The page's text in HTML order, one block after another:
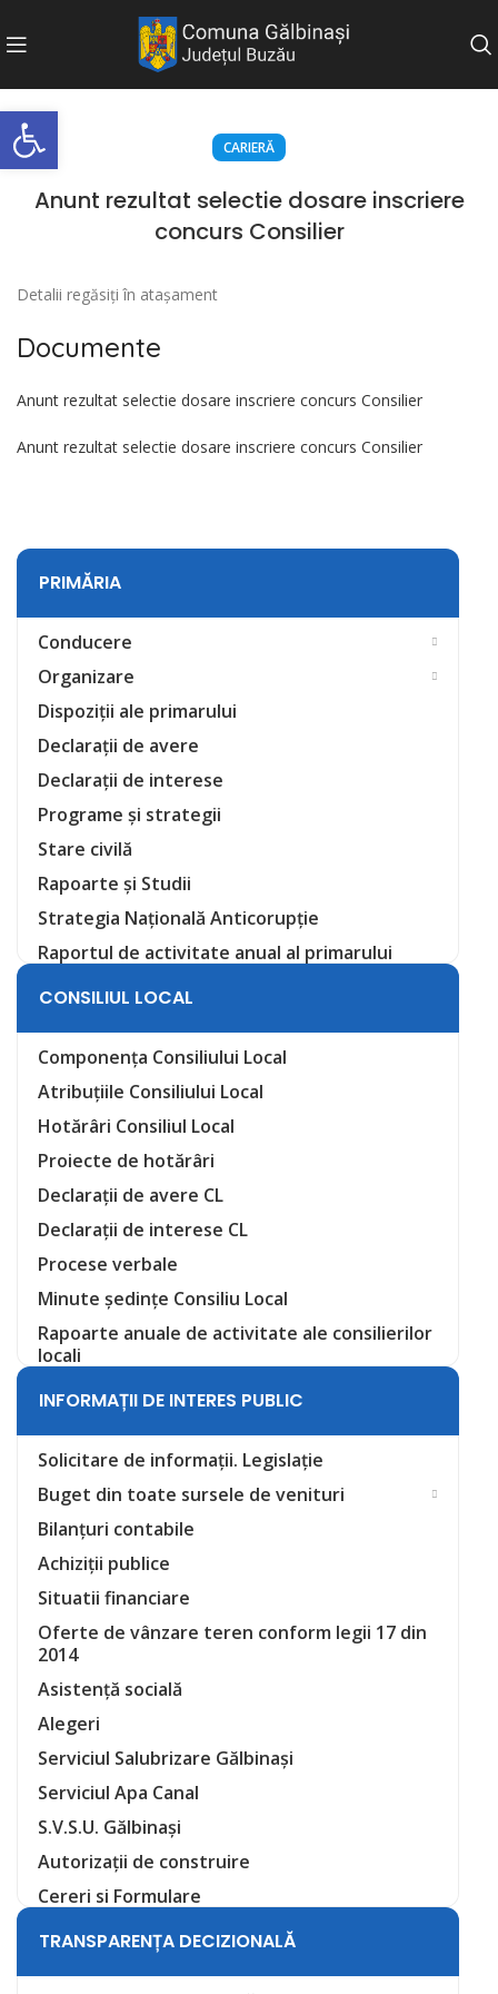
Deschide bara de unelte
CARIERĂ
Anunt rezultat selectie dosare inscriere
concurs Consilier
Detalii regăsiți în atașament
Documente
Anunt rezultat selectie dosare inscriere concurs Consilier
Anunt rezultat selectie dosare inscriere concurs Consilier
PRIMĂRIA
Conducere
Organizare
Dispoziții ale primarului
Declarații de avere
Declarații de interese
Programe și strategii
Stare civilă
Rapoarte și Studii
Strategia Națională Anticorupție
Raportul de activitate anual al primarului
CONSILIUL LOCAL
Componența Consiliului Local
Atribuțiile Consiliului Local
Hotărâri Consiliul Local
Proiecte de hotărâri
Declarații de avere CL
Declarații de interese CL
Procese verbale
Minute ședințe Consiliu Local
Rapoarte anuale de activitate ale consilierilor
locali
INFORMAȚII DE INTERES PUBLIC
Solicitare de informații. Legislație
Buget din toate sursele de venituri
Bilanțuri contabile
Achiziții publice
Situatii financiare
Oferte de vânzare teren conform legii 17 din
2014
Asistență socială
Alegeri
Serviciul Salubrizare Gălbinași
Serviciul Apa Canal
S.V.S.U. Gălbinași
Autorizații de construire
Cereri si Formulare
TRANSPARENȚA DECIZIONALĂ